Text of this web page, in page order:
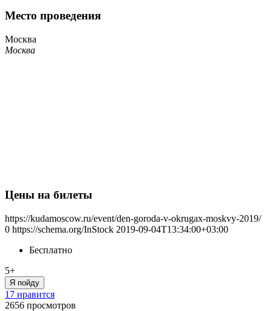
Место проведения
Москва
Москва
Цены на билеты
https://kudamoscow.ru/event/den-goroda-v-okrugax-moskvy-2019/
0 https://schema.org/InStock 2019-09-04T13:34:00+03:00
Бесплатно
5+
Я пойду
17 нравится
2656 просмотров